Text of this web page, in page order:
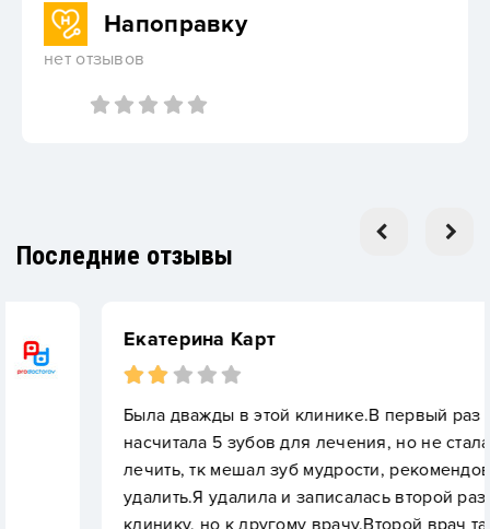
Напоправку
нет отзывов
Последние отзывы
Екатерина Карт
Была дважды в этой клинике.В первый раз врач
насчитала 5 зубов для лечения, но не стала
лечить, тк мешал зуб мудрости, рекомендовали
удалить.Я удалила и записалась второй раз в